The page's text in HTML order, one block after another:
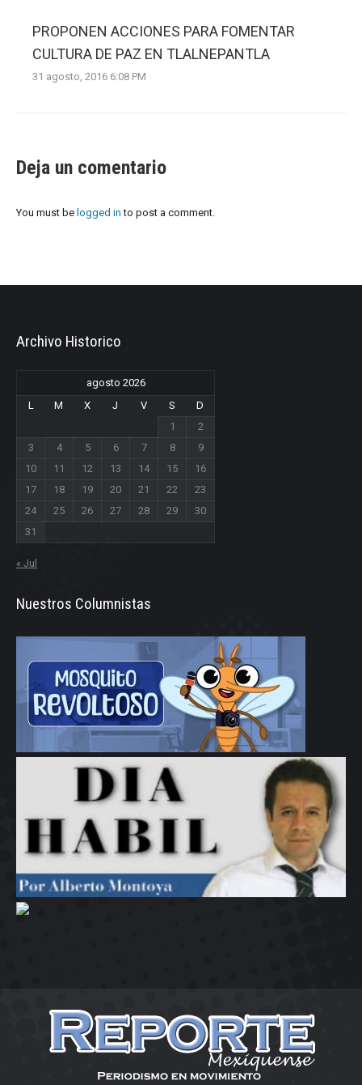
PROPONEN ACCIONES PARA FOMENTAR
CULTURA DE PAZ EN TLALNEPANTLA
31 agosto, 2016 6:08 PM
Deja un comentario
You must be logged in to post a comment.
Archivo Historico
agosto 2026
L
M X J V S
D
1
2
3
4 5 6 7 8
9
10
11 12 13 14 15
16
17
18 19 20 21 22
23
24
25 26 27 28 29
30
31
« Jul
Nuestros Columnistas